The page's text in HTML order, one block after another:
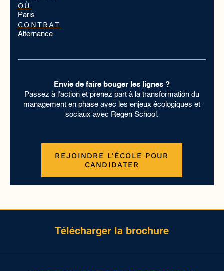
OÙ
Paris
CONTRAT
Alternance
Envie de faire bouger les lignes ?
Passez à l'action et prenez part à la transformation du
management en phase avec les enjeux écologiques et
sociaux avec Regen School.
REJOINDRE L’ÉCOLE POUR
CANDIDATER
Télécharger la brochure